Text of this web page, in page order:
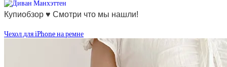
Купиобзор ♥ Смотри что мы нашли!
Чехол для iPhone на ремне